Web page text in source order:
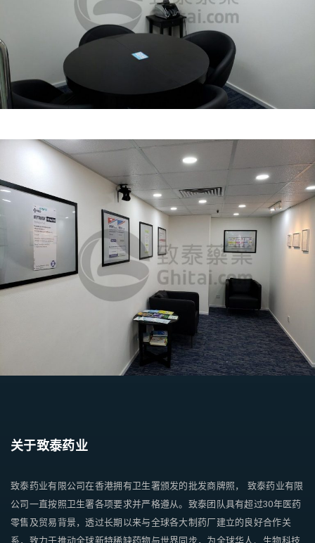
关于致泰药业
致泰药业有限公司在香港拥有卫生署颁发的批发商牌照， 致泰药业有限
公司一直按照卫生署各项要求并严格遵从。致泰团队具有超过30年医药
零售及贸易背景，透过长期以来与全球各大制药厂建立的良好合作关
系，致力于推动全球新特稀缺药物与世界同步，为全球华人、生物科技